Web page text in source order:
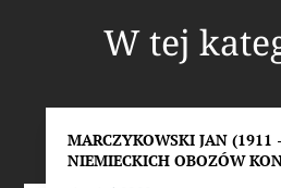
W tej
MARCZYKOWSKI JAN (1911
NIEMIECKICH OBOZÓW